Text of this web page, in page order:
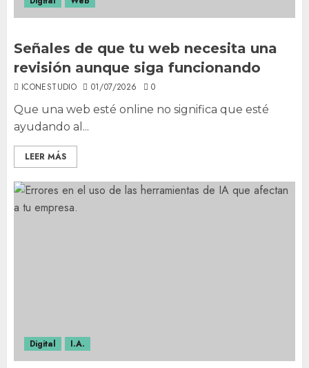
Señales de que tu web necesita una
revisión aunque siga funcionando
ICONESTUDIO 01/07/2026 0
Que una web esté online no significa que esté
ayudando al...
LEER MÁS
Digital I.A.